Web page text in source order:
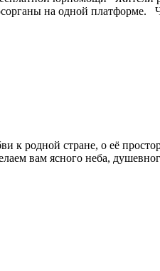
на одной
стране, о её
вам ясного неба,